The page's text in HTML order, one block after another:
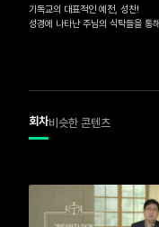
기독교의 대표적인 예전, 성찬!
성경에 나타난 주님의 식탁들을
회차비슷한 콘텐츠